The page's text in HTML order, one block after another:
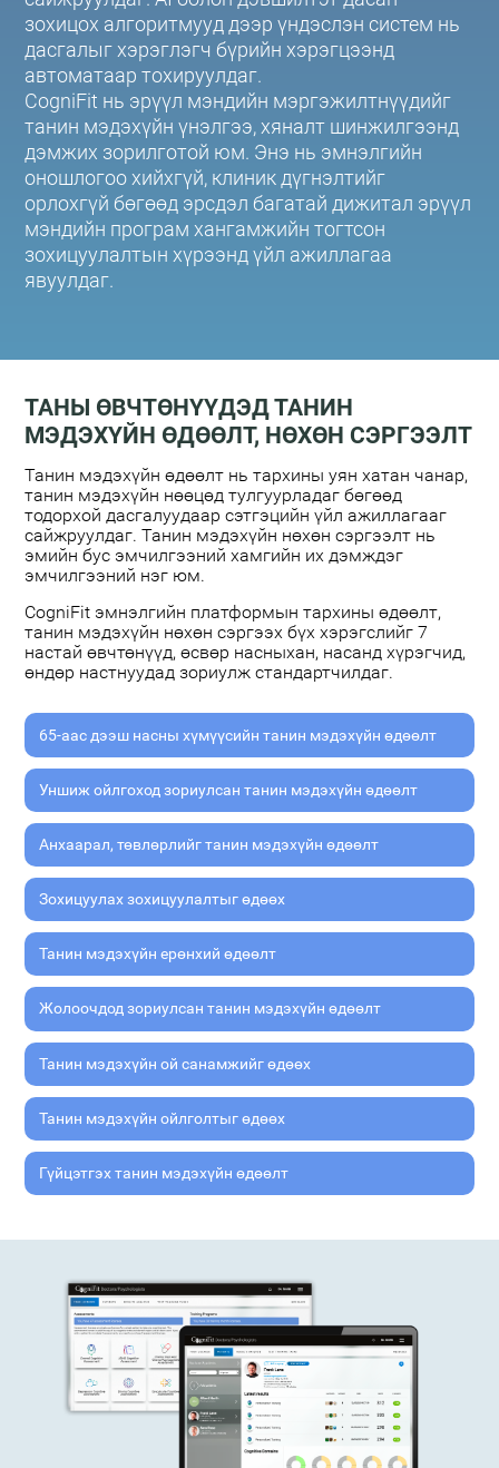
зохицох алгоритмууд дээр үндэслэн систем нь
дасгалыг хэрэглэгч бүрийн хэрэгцээнд
автоматаар тохируулдаг.
CogniFit нь эрүүл мэндийн мэргэжилтнүүдийг
танин мэдэхүйн үнэлгээ, хяналт шинжилгээнд
дэмжих зорилготой юм. Энэ нь эмнэлгийн
оношлогоо хийхгүй, клиник дүгнэлтийг
орлохгүй бөгөөд эрсдэл багатай дижитал эрүүл
мэндийн програм хангамжийн тогтсон
зохицуулалтын хүрээнд үйл ажиллагаа
явуулдаг.
ТАНЫ ӨВЧТӨНҮҮДЭД ТАНИН
МЭДЭХҮЙН ӨДӨӨЛТ, НӨХӨН СЭРГЭЭЛТ
Танин мэдэхүйн өдөөлт нь тархины уян хатан чанар,
танин мэдэхүйн нөөцөд тулгуурладаг бөгөөд
тодорхой дасгалуудаар сэтгэцийн үйл ажиллагааг
сайжруулдаг. Танин мэдэхүйн нөхөн сэргээлт нь
эмийн бус эмчилгээний хамгийн их дэмждэг
эмчилгээний нэг юм.
CogniFit эмнэлгийн платформын тархины өдөөлт,
танин мэдэхүйн нөхөн сэргээх бүх хэрэгслийг 7
настай өвчтөнүүд, өсвөр насныхан, насанд хүрэгчид,
өндөр настнуудад зориулж стандартчилдаг.
65-аас дээш насны хүмүүсийн танин мэдэхүйн өдөөлт
Уншиж ойлгоход зориулсан танин мэдэхүйн өдөөлт
Анхаарал, төвлөрлийг танин мэдэхүйн өдөөлт
Зохицуулах зохицуулалтыг өдөөх
Танин мэдэхүйн ерөнхий өдөөлт
Жолоочдод зориулсан танин мэдэхүйн өдөөлт
Танин мэдэхүйн ой санамжийг өдөөх
Танин мэдэхүйн ойлголтыг өдөөх
Гүйцэтгэх танин мэдэхүйн өдөөлт